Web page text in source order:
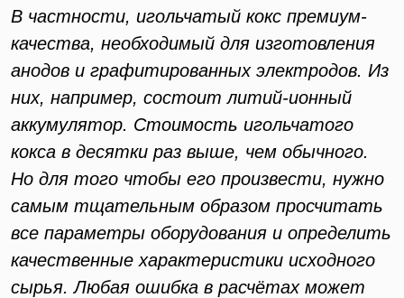
В частности, игольчатый кокс премиум-
качества, необходимый для изготовления
анодов и графитированных электродов. Из
них, например, состоит литий-ионный
аккумулятор. Стоимость игольчатого
кокса в десятки раз выше, чем обычного.
Но для того чтобы его произвести, нужно
самым тщательным образом просчитать
все параметры оборудования и определить
качественные характеристики исходного
сырья. Любая ошибка в расчётах может